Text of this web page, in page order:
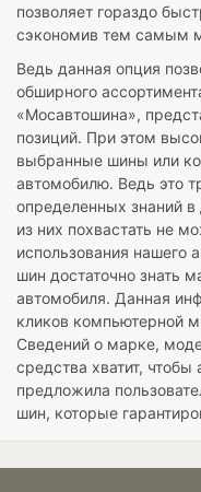
позволяет гораздо
сэкономив тем самым
Ведь данная опция
обширного
«Мосавтошина»,
позиций. При этом
выбранные шины или
автомобилю. Ведь это
определенных знаний
из них похвастать не
использования нашего
шин достаточно знать
автомобиля. Данная
кликов компьютерной
Сведений о марке,
средства хватит,
предложила
шин, которые